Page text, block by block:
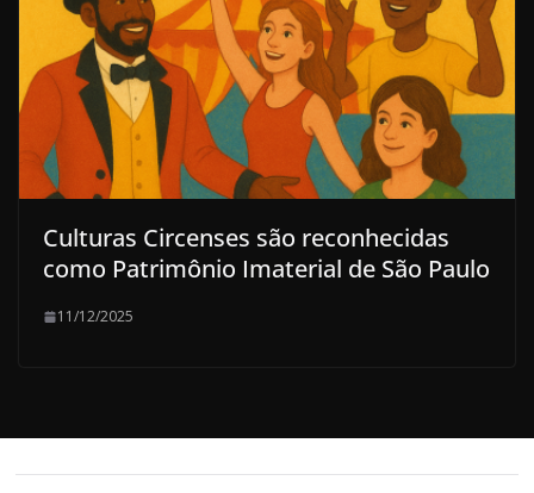
Culturas Circenses são reconhecidas
como Patrimônio Imaterial de São Paulo
11/12/2025